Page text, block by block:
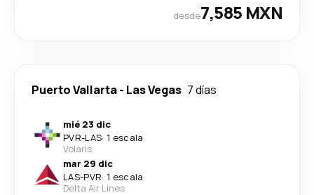
desde7,585 MXN
Puerto Vallarta- Las Vegas 7 días
mié 23 dic
PVR-LAS· 1 escala
Volaris
mar 29 dic
LAS-PVR· 1 escala
Delta Air Lines